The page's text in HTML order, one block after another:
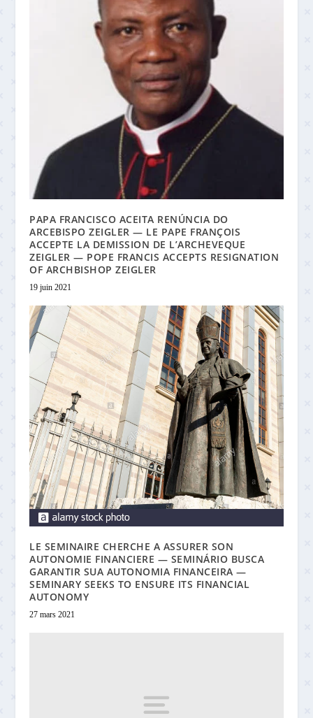
PAPA FRANCISCO ACEITA RENÚNCIA DO
ARCEBISPO ZEIGLER — LE PAPE FRANÇOIS
ACCEPTE LA DEMISSION DE L’ARCHEVEQUE
ZEIGLER — POPE FRANCIS ACCEPTS RESIGNATION
OF ARCHBISHOP ZEIGLER
19 juin 2021
LE SEMINAIRE CHERCHE A ASSURER SON
AUTONOMIE FINANCIERE — SEMINÁRIO BUSCA
GARANTIR SUA AUTONOMIA FINANCEIRA —
SEMINARY SEEKS TO ENSURE ITS FINANCIAL
AUTONOMY
27 mars 2021